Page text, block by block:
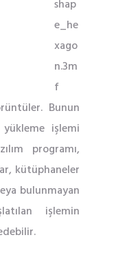
shap
e_he
xago
n.3m
f
Bunun
işlemi
programı,
kütüphaneler
bulunmayan
işlemin